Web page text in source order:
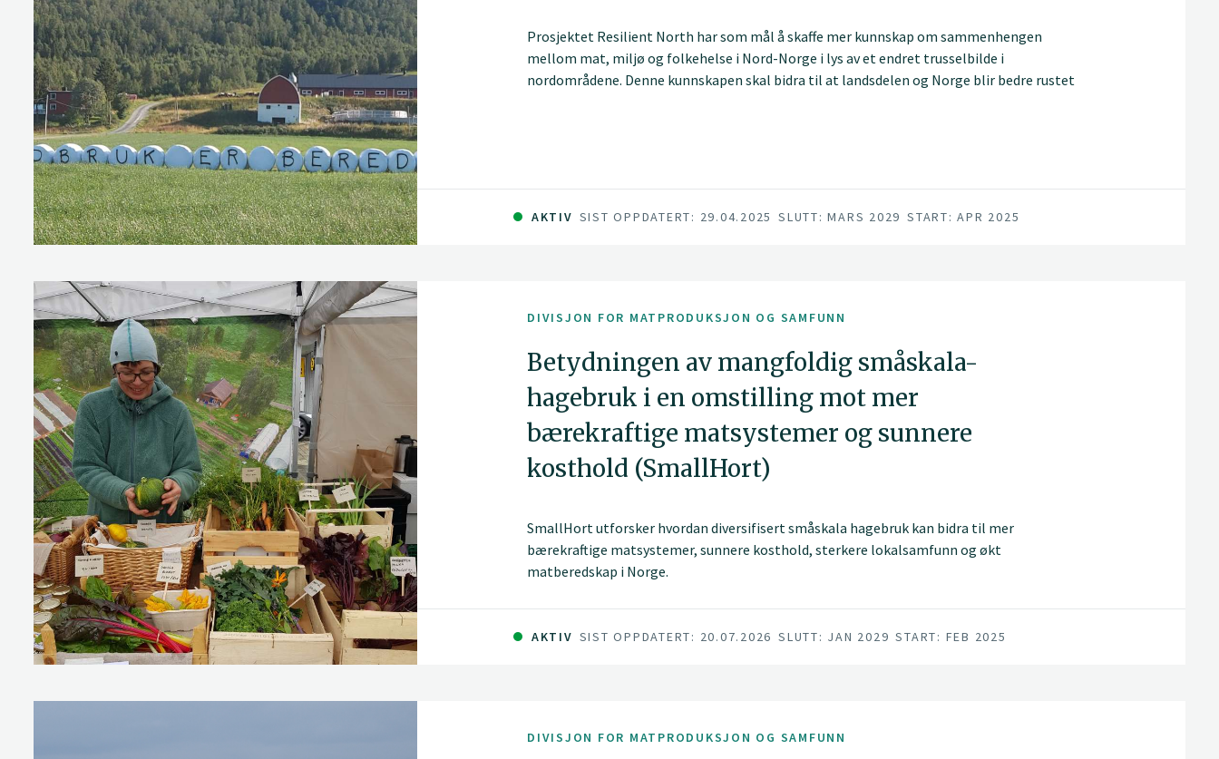
Prosjektet Resilient North har som mål å skaffe mer kunnskap om sammenhengen
mellom mat, miljø og folkehelse i Nord-Norge i lys av et endret trusselbilde i
nordområdene. Denne kunnskapen skal bidra til at landsdelen og Norge blir bedre rustet
AKTIV SIST OPPDATERT: 29.04.2025 SLUTT: MARS 2029 START: APR 2025
DIVISJON FOR MATPRODUKSJON OG SAMFUNN
Betydningen av mangfoldig småskala-
hagebruk i en omstilling mot mer
bærekraftige matsystemer og sunnere
kosthold (SmallHort)
SmallHort utforsker hvordan diversifisert småskala hagebruk kan bidra til mer
bærekraftige matsystemer, sunnere kosthold, sterkere lokalsamfunn og økt
matberedskap i Norge.
AKTIV SIST OPPDATERT: 20.07.2026 SLUTT: JAN 2029 START: FEB 2025
DIVISJON FOR MATPRODUKSJON OG SAMFUNN